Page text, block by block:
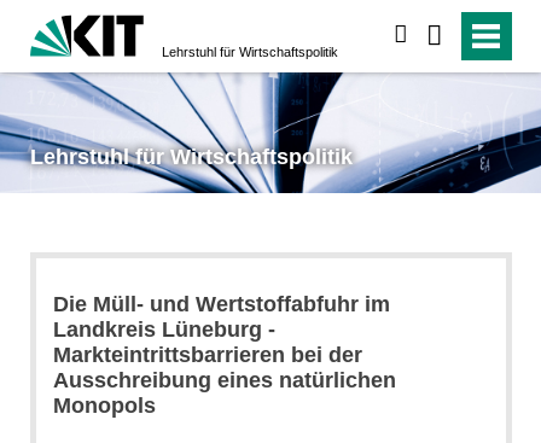
Lehrstuhl für Wirtschaftspolitik
Lehrstuhl für Wirtschaftspolitik
Die Müll- und Wertstoffabfuhr im
Landkreis Lüneburg -
Markteintrittsbarrieren bei der
Ausschreibung eines natürlichen
Monopols